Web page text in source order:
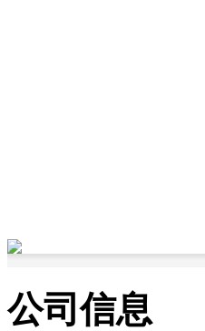
公司信息